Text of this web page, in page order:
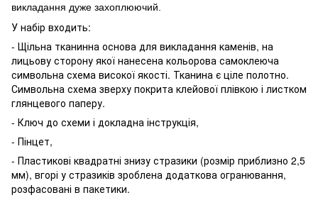
викладання дуже захоплюючий.
У набір входить:
- Щільна тканинна основа для викладання каменів, на
лицьову сторону якої нанесена кольорова самоклеюча
символьна схема високої якості. Тканина є ціле полотно.
Символьна схема зверху покрита клейової плівкою і листком
глянцевого паперу.
- Ключ до схеми і докладна інструкція,
- Пінцет,
- Пластикові квадратні знизу стразики (розмір приблизно 2,5
мм), вгорі у стразиків зроблена додаткова огранювання,
розфасовані в пакетики.